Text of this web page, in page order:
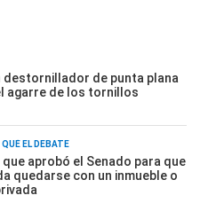
destornillador de punta plana
agarre de los tornillos
EL DEBATE
aprobó el Senado para que
quedarse con un inmueble o